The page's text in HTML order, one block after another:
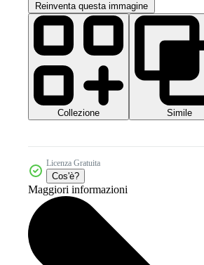
Reinventa questa immagine
Collezione Simile
Licenza Gratuita
Cos'è?
Maggiori informazioni